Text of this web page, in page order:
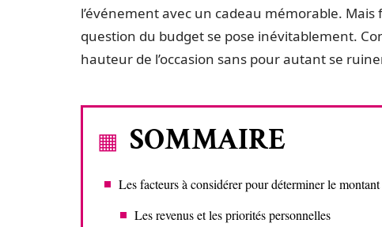
l’événement avec un cadeau mémorable.
question du budget se pose inévitablement.
hauteur de l’occasion sans pour autant se
SOMMAIRE
Les facteurs à considérer pour déterminer le montant
Les revenus et les priorités personnelles